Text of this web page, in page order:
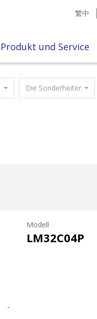
繁中
Produkt und Service
Die Sonderheiten
Modell
LM32C04P
-